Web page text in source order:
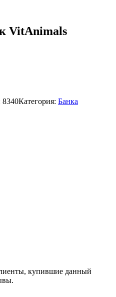
VitAnimals
8340Категория: Банка
купившие данный